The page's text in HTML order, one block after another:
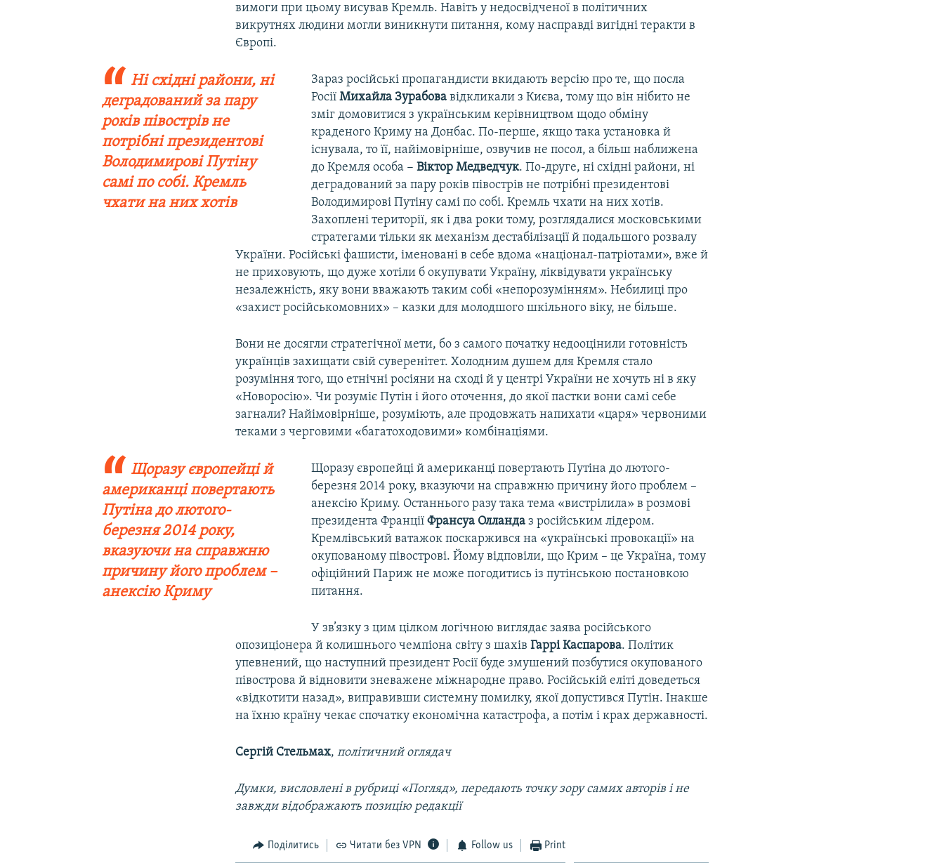
вимоги при цьому висував Кремль. Навіть у недосвідченої в політичних
викрутнях людини могли виникнути питання, кому насправді вигідні теракти в
Європі.
Ні східні райони, ні
деградований за пару
років півострів не
потрібні президентові
Володимирові Путіну
самі по собі. Кремль
чхати на них хотів
Зараз російські пропагандисти вкидають версію про те, що посла
Росії Михайла Зурабовавідкликали з Києва, тому що він нібито не
зміг домовитися з українським керівництвом щодо обміну
краденого Криму на Донбас. По-перше, якщо така установка й
існувала, то її, найімовірніше, озвучив не посол, а більш наближена
до Кремля особа − Віктор Медведчук. По-друге, ні східні райони, ні
деградований за пару років півострів не потрібні президентові
Володимирові Путіну самі по собі. Кремль чхати на них хотів.
Захоплені території, як і два роки тому, розглядалися московськими
стратегами тільки як механізм дестабілізації й подальшого розвалу
України. Російські фашисти, іменовані в себе вдома «націонал-патріотами», вже й
не приховують, що дуже хотіли б окупувати Україну, ліквідувати українську
незалежність, яку вони вважають таким собі «непорозумінням». Небилиці про
«захист російськомовних» – казки для молодшого шкільного віку, не більше.
Вони не досягли стратегічної мети, бо з самого початку недооцінили готовність
українців захищати свій суверенітет. Холодним душем для Кремля стало
розуміння того, що етнічні росіяни на сході й у центрі України не хочуть ні в яку
«Новоросію». Чи розуміє Путін і його оточення, до якої пастки вони самі себе
загнали? Найімовірніше, розуміють, але продовжать напихати «царя» червоними
теками з черговими «багатоходовими» комбінаціями.
Щоразу європейці й
американці повертають
Путіна до лютого-
березня 2014 року,
вказуючи на справжню
причину його проблем –
анексію Криму
Щоразу європейці й американці повертають Путіна до лютого-
березня 2014 року, вказуючи на справжню причину його проблем –
анексію Криму. Останнього разу така тема «вистрілила» в розмові
президента Франції Франсуа Олландаз російським лідером.
Кремлівський ватажок поскаржився на «українські провокації» на
окупованому півострові. Йому відповіли, що Крим – це Україна, тому
офіційний Париж не може погодитись із путінською постановкою
питання.
У зв’язку з цим цілком логічною виглядає заява російського
опозиціонера й колишнього чемпіона світу з шахівГаррі Каспарова. Політик
упевнений, що наступний президент Росії буде змушений позбутися окупованого
півострова й відновити зневажене міжнародне право. Російській еліті доведеться
«відкотити назад», виправивши системну помилку, якої допустився Путін. Інакше
на їхню країну чекає спочатку економічна катастрофа, а потім і крах державності.
Сергій Стельмах,політичний оглядач
Думки, висловлені в рубриці «Погляд», передають точку зору самих авторів і не
завжди відображають позицію редакції
Поділитись Читати без VPN Follow us Print